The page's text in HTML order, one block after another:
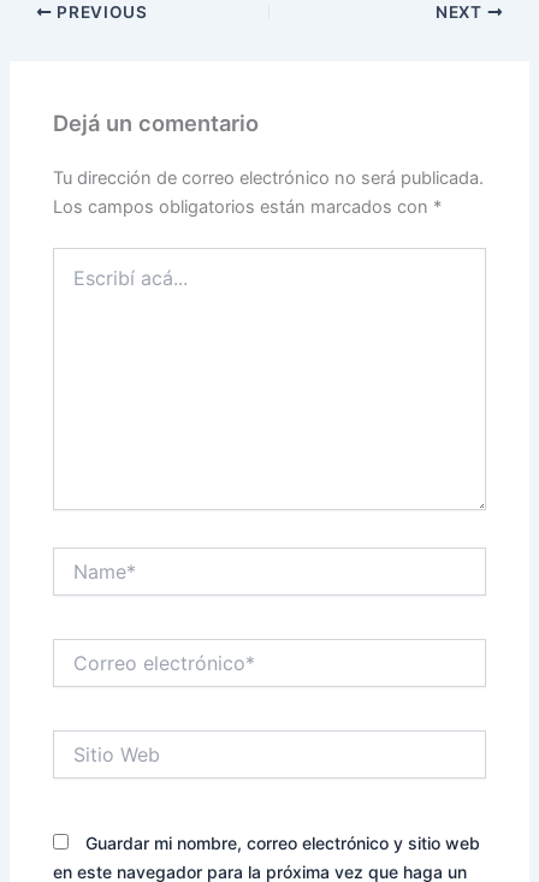
PREVIOUS NEXT
Dejá un comentario
Tu dirección de correo electrónico no será publicada.
Los campos obligatorios están marcados con *
acá...
electrónico*
Web
Guardar mi nombre, correo electrónico y sitio web
en este navegador para la próxima vez que haga un